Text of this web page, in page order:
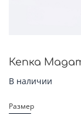
Кепка
В наличии
Размер